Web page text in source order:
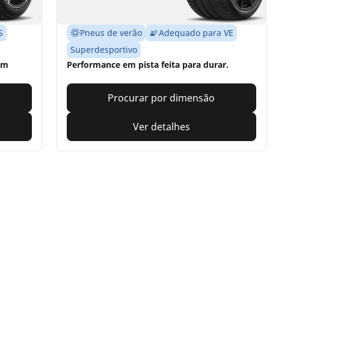
Pneus de verão
Adequado para VE
Superdesportivo
Performance em pista feita para durar.
Procurar por dimensão
Ver detalhes